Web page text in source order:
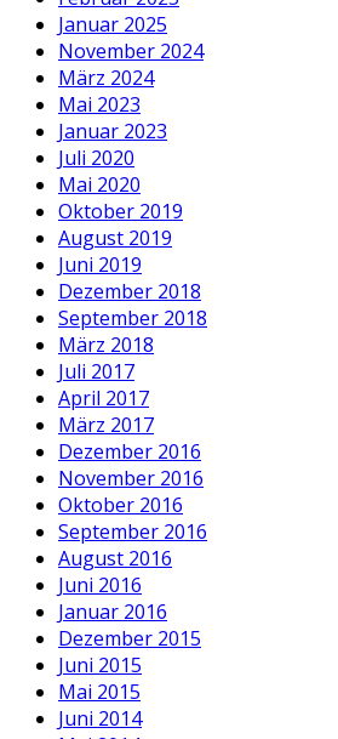
Januar 2025
November 2024
März 2024
Mai 2023
Januar 2023
Juli 2020
Mai 2020
Oktober 2019
August 2019
Juni 2019
Dezember 2018
September 2018
März 2018
Juli 2017
April 2017
März 2017
Dezember 2016
November 2016
Oktober 2016
September 2016
August 2016
Juni 2016
Januar 2016
Dezember 2015
Juni 2015
Mai 2015
Juni 2014